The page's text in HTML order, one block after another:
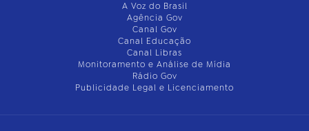
A Voz do Brasil
Agência Gov
Canal Gov
Canal Educação
Canal Libras
Monitoramento e Análise de Mídia
Rádio Gov
Publicidade Legal e Licenciamento